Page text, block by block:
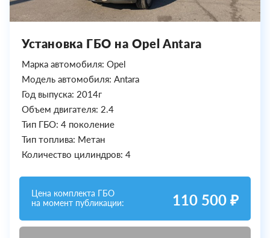
Установка ГБО на Opel Antara
Марка автомобиля: Opel
Модель автомобиля: Antara
Год выпуска: 2014г
Объем двигателя: 2.4
Тип ГБО: 4 поколение
Тип топлива: Метан
Количество цилиндров: 4
Цена комплекта ГБО
на момент публикации:
110 500 ₽